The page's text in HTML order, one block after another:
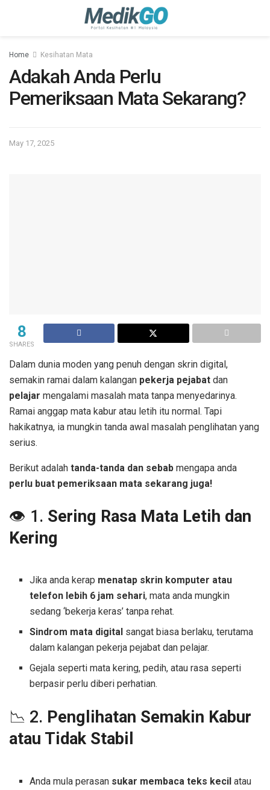
Home Kesihatan Mata
Adakah Anda Perlu
Pemeriksaan Mata Sekarang?
May 17, 2025
8
SHARES
Dalam dunia moden yang penuh dengan skrin digital,
semakin ramai dalam kalangan pekerja pejabat dan
pelajar mengalami masalah mata tanpa menyedarinya.
Ramai anggap mata kabur atau letih itu normal. Tapi
hakikatnya, ia mungkin tanda awal masalah penglihatan yang
serius.
Berikut adalah tanda-tanda dan sebab mengapa anda
perlu buat pemeriksaan mata sekarang juga!
👁️ 1. Sering Rasa Mata Letih dan
Kering
Jika anda kerap menatap skrin komputer atau
telefon lebih 6 jam sehari, mata anda mungkin
sedang ‘bekerja keras’ tanpa rehat.
Sindrom mata digital sangat biasa berlaku, terutama
dalam kalangan pekerja pejabat dan pelajar.
Gejala seperti mata kering, pedih, atau rasa seperti
berpasir perlu diberi perhatian.
📉 2. Penglihatan Semakin Kabur
atau Tidak Stabil
Anda mula perasan sukar membaca teks kecil atau